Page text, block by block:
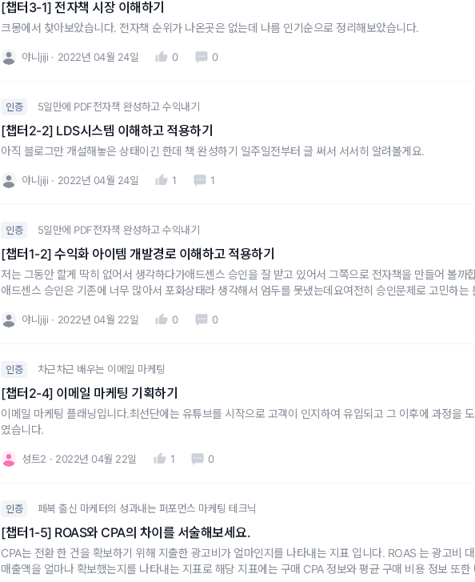
[챕터3-1] 전자책 시장 이해하기
크몽에서 찾아보았습니다. 전자책 순위가 나온곳은 없는데 나름 인기순으로 정리해보았습니다.
야니jiji 2022년 04월 24일 0 0
인증 5일만에 PDF전자책 완성하고 수익내기
[챕터2-2] LDS시스템 이해하고 적용하기
아직 블로그만 개설해놓은 상태이긴 한데 책 완성하기 일주일전부터 글 써서 서서히 알려볼게요.
야니jiji 2022년 04월 24일 1 1
인증 5일만에 PDF전자책 완성하고 수익내기
[챕터1-2] 수익화 아이템 개발경로 이해하고 적용하기
저는 그동안 할게 딱히 없어서 생각하다가애드센스 승인을 잘 받고 있어서 그쪽으로 전자책을 만들어 볼까
애드센스 승인은 기존에 너무 많아서 포화상태라 생각해서 엄두를 못냈는데요여전히 승인문제로 고민하는
로그로도 알리면서 많이 나눔해보려고
야니jiji 2022년 04월 22일 0 0
인증 차근차근 배우는 이메일 마케팅
[챕터2-4] 이메일 마케팅 기획하기
이메일 마케팅 플래닝입니다.최선단에는 유튜브를 시작으로 고객이 인지하여 유입되고 그 이후에 과정을
였습니다.
성트2 2022년 04월 22일 1 0
인증 페북 출신 마케터의 성과내는 퍼포먼스 마케팅 테크닉
[챕터1-5] ROAS와 CPA의 차이를 서술해보세요.
CPA는 전환 한 건을 확보하기 위해 지출한 광고비가 얼마인지를 나타내는 지표 입니다. ROAS 는 광고비
매출액을 얼마나 확보했는지를 나타내는 지표로 해당 지표에는 구매 CPA 정보와 평균 구매 비용 정보 또한